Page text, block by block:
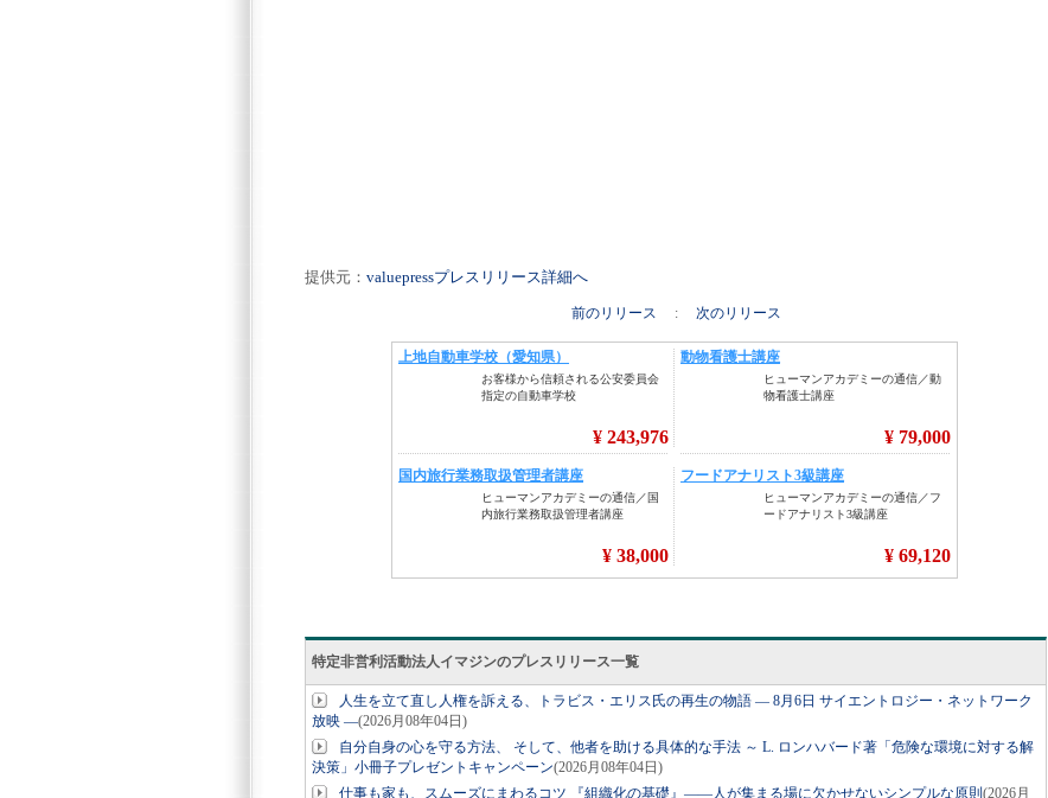
提供元： valuepressプレスリリース詳細へ
前のリリース : 次のリリース
特定非営利活動法人イマジンのプレスリリース一覧
人生を立て直し人権を訴える、トラビス・エリス氏の再生の物語 ― 8月6日 サイエントロジー・ネットワーク
放映 ―(2026月08年04日)
自分自身の心を守る方法、 そして、他者を助ける具体的な手法 ～ L. ロンハバード著「危険な環境に対する解
決策」小冊子プレゼントキャンペーン(2026月08年04日)
仕事も家も、スムーズにまわるコツ 『組織化の基礎』――人が集まる場に欠かせないシンプルな原則 (2026月